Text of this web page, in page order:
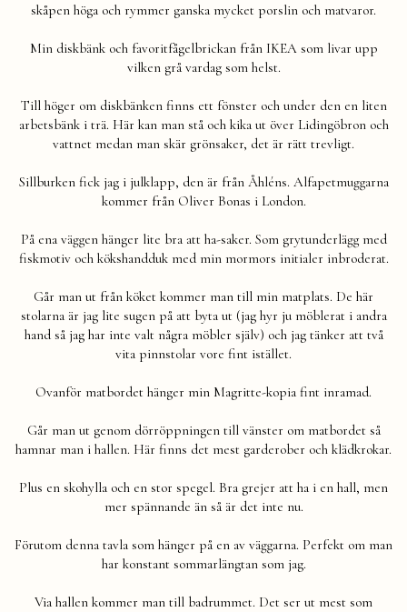
skåpen höga och rymmer ganska mycket porslin och matvaror.
Min diskbänk och favoritfågelbrickan från IKEA som livar upp
vilken grå vardag som helst.
Till höger om diskbänken finns ett fönster och under den en liten
arbetsbänk i trä. Här kan man stå och kika ut över Lidingöbron och
vattnet medan man skär grönsaker, det är rätt trevligt.
Sillburken fick jag i julklapp, den är från Åhléns. Alfapetmuggarna
kommer från Oliver Bonas i London.
På ena väggen hänger lite bra att ha-saker. Som grytunderlägg med
fiskmotiv och kökshandduk med min mormors initialer inbroderat.
Går man ut från köket kommer man till min matplats. De här
stolarna är jag lite sugen på att byta ut (jag hyr ju möblerat i andra
hand så jag har inte valt några möbler själv) och jag tänker att två
vita pinnstolar vore fint istället.
Ovanför matbordet hänger min Magritte-kopia fint inramad.
Går man ut genom dörröppningen till vänster om matbordet så
hamnar man i hallen. Här finns det mest garderober och klädkrokar.
Plus en skohylla och en stor spegel. Bra grejer att ha i en hall, men
mer spännande än så är det inte nu.
Förutom denna tavla som hänger på en av väggarna. Perfekt om man
har konstant sommarlängtan som jag.
Via hallen kommer man till badrummet. Det ser ut mest som